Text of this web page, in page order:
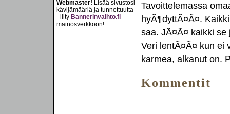
Webmaster! Lisää sivustosi
kävijämääriä ja tunnettuutta
- liity Bannerinvaihto.fi -
mainosverkkoon!
Tavoittelemassa
hyÃ¶dyttÃ¤Ã¤.
saa. JÃ¤Ã¤ kaikki
Veri lentÃ¤Ã¤ kun ei
karmea, alkanut on.
Kommentit